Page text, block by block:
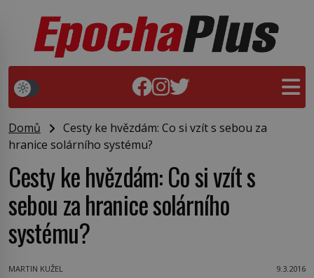
Domů
Cesty ke hvězdám: Co si vzít s sebou za
hranice solárního systému?
Cesty ke hvězdám: Co si vzít s
sebou za hranice solárního
systému?
MARTIN KUŽEL 9.3.2016